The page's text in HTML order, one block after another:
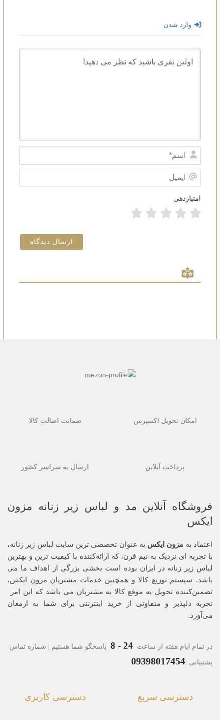
وارد شدن
Name*
امتیازدهی
امکان تحویل اکسپرس ضمانت اصالت کالا
پرداخت آنلاین ارسال به سراسر کشور
فروشگاه آنلاین مد و لباس زیر زنانه مزون
ایکس
اعتماد به مزون ایکس به عنوان تخصصی ترین سایت لباس زیر زنانه،
با تجربه ای نزدیک به نیم قرن، که ارائه‌کننده با کیفیت ترین و بهترین
لباس زیر زنانه در ایران بوده ‌است بخشی بزرگی از اهداف ما می
باشد. سیستم توزیع کالا و همچنین خدمات مشتریان مزون ایکس،
تضمین‌کننده‌ تحویل به موقع کالا به مشتریان می باشد که این امر
تجربه‌ دلپذیر و متفاوتی از خرید اینترنتی برای شما به ارمغان
می‌آورد.
در تمام ایام هفته از ساعت 24 - 8 پاسخگو شما هستیم | شماره تماس
پشتیبانی :09398017454
دسترسی سریع دسترسی کاربری